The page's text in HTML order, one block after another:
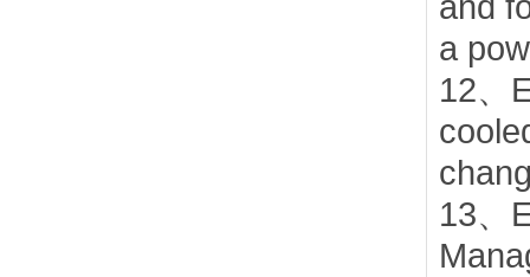
a
12、
13、